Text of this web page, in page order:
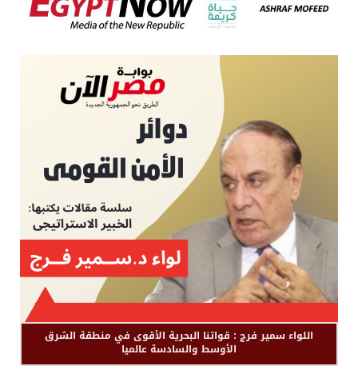
اللواء سمير فرج : قواتنا البحرية الأقوى في منطقة الشرق
الأوسط والسادسة عالميا